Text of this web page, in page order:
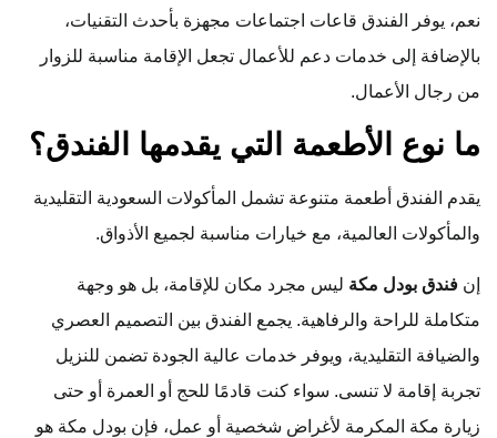
نعم، يوفر الفندق قاعات اجتماعات مجهزة بأحدث التقنيات،
بالإضافة إلى خدمات دعم للأعمال تجعل الإقامة مناسبة للزوار
من رجال الأعمال.
ما نوع الأطعمة التي يقدمها الفندق؟
يقدم الفندق أطعمة متنوعة تشمل المأكولات السعودية التقليدية
والمأكولات العالمية، مع خيارات مناسبة لجميع الأذواق.
إن فندق بودل مكة ليس مجرد مكان للإقامة، بل هو وجهة
متكاملة للراحة والرفاهية. يجمع الفندق بين التصميم العصري
والضيافة التقليدية، ويوفر خدمات عالية الجودة تضمن للنزيل
تجربة إقامة لا تنسى. سواء كنت قادمًا للحج أو العمرة أو حتى
زيارة مكة المكرمة لأغراض شخصية أو عمل، فإن بودل مكة هو